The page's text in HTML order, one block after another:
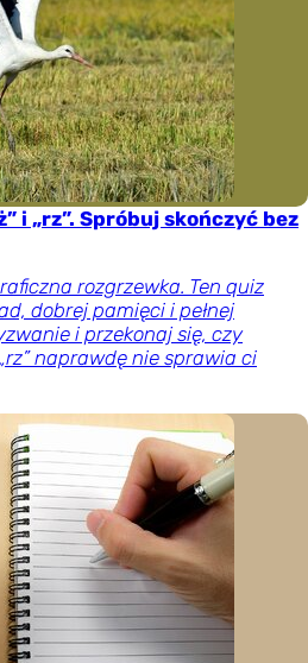
i „rz”. Spróbuj skończyć bez
rozgrzewka. Ten quiz
dobrej pamięci i pełnej
i przekonaj się, czy
naprawdę nie sprawia ci